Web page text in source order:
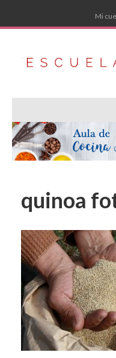
Mi
quinoa